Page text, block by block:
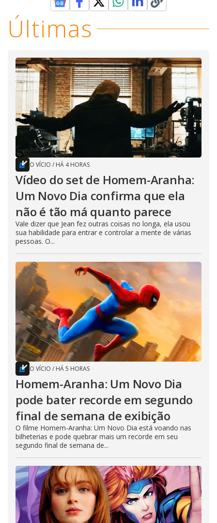
Últimas
O VÍCIO / HÁ 4 HORAS
Vídeo do set de Homem-Aranha:
Um Novo Dia confirma que ela
não é tão má quanto parece
Vale dizer que Jean fez outras coisas no longa, ela usou
sua habilidade para entrar e controlar a mente de várias
pessoas. O...
O VÍCIO / HÁ 5 HORAS
Homem-Aranha: Um Novo Dia
pode bater recorde em segundo
final de semana de exibição
O filme Homem-Aranha: Um Novo Dia está voando nas
bilheterias e pode quebrar mais um recorde em seu
segundo final de semana de...